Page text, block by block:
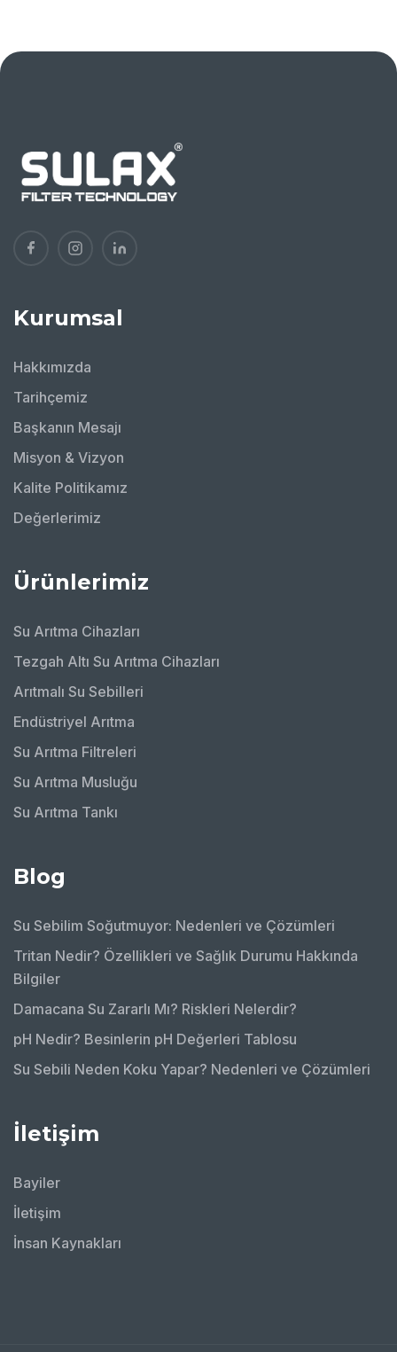
Kurumsal
Hakkımızda
Tarihçemiz
Başkanın Mesajı
Misyon & Vizyon
Kalite Politikamız
Değerlerimiz
Ürünlerimiz
Su Arıtma Cihazları
Tezgah Altı Su Arıtma Cihazları
Arıtmalı Su Sebilleri
Endüstriyel Arıtma
Su Arıtma Filtreleri
Su Arıtma Musluğu
Su Arıtma Tankı
Blog
Su Sebilim Soğutmuyor: Nedenleri ve Çözümleri
Tritan Nedir? Özellikleri ve Sağlık Durumu Hakkında
Bilgiler
Damacana Su Zararlı Mı? Riskleri Nelerdir?
pH Nedir? Besinlerin pH Değerleri Tablosu
Su Sebili Neden Koku Yapar? Nedenleri ve Çözümleri
İletişim
Bayiler
İletişim
İnsan Kaynakları